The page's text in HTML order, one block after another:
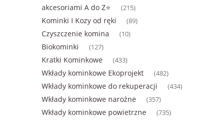
akcesoriami A do Z⭐
(215)
Kominki I Kozy od ręki (89)
Czyszczenie komina (10)
Biokominki (127)
Kratki Kominkowe (433)
Wkłady kominkowe Ekoprojekt (482)
Wkłady kominkowe do rekuperacji (434)
Wkłady kominkowe narożne (357)
Wkłady kominkowe powietrzne (735)